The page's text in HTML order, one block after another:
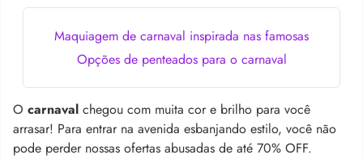
Maquiagem de carnaval inspirada nas famosas
Opções de penteados para o carnaval
O carnaval chegou com muita cor e brilho para você
arrasar! Para entrar na avenida esbanjando estilo, você não
pode perder nossas ofertas abusadas de até 70% OFF.